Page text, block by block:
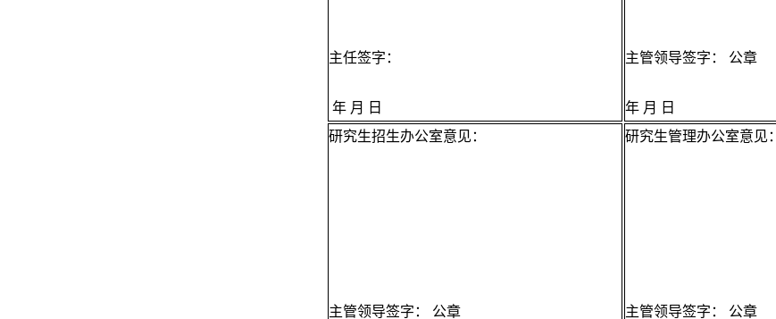
主任签字：
年 月 日
主管领导签字： 公章
年 月 日
研究生招生办公室意见：
主管领导签字： 公章
研究生管理办公室意见：
主管领导签字： 公章